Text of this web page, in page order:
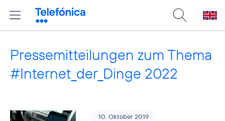
Pressemitteilungen zum Thema
#Internet_der_Dinge 2022
10. Oktober 2019